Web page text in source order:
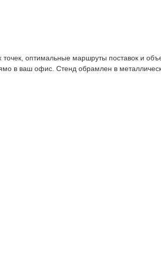
оптимальные маршруты поставок и
в ваш офис. Стенд обрамлен в